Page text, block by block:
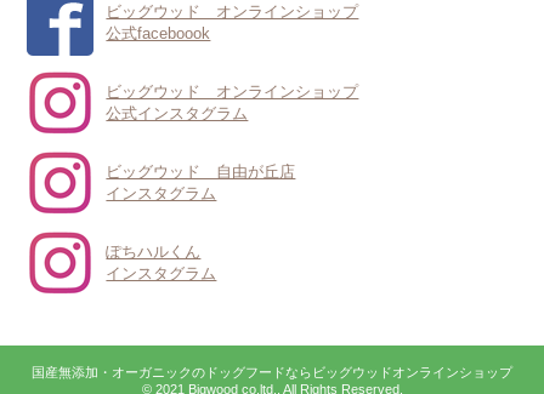
ビッグウッド オンラインショップ
公式faceboook
ビッグウッド オンラインショップ
公式インスタグラム
ビッグウッド 自由が丘店
インスタグラム
ぽちハルくん
インスタグラム
国産無添加・オーガニックのドッグフードならビッグウッドオンラインショップ
© 2021 Bigwood co.ltd., All Rights Reserved.